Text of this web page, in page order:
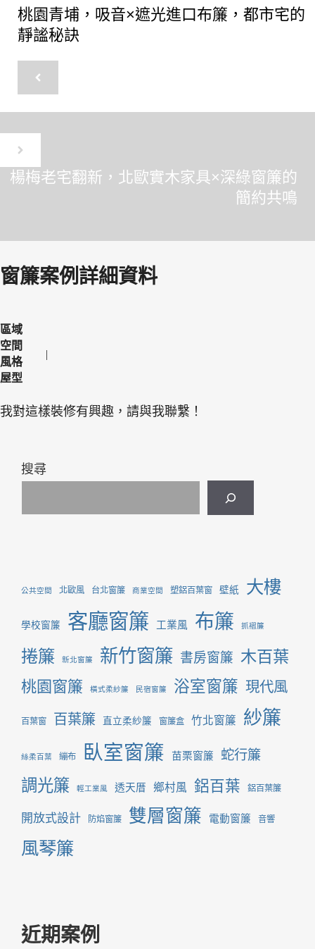
桃園青埔，吸音×遮光進口布簾，都市宅的
靜謐秘訣
楊梅老宅翻新，北歐實木家具×深綠窗簾的
簡約共鳴
窗簾案例詳細資料
區域
空間
風格
屋型
我對這樣裝修有興趣，請與我聯繫！
搜尋
公共空間 北歐風 台北窗簾 商業空間 塑鋁百葉窗 壁紙 大樓
學校窗簾 客廳窗簾 工業風 布簾 抓褶簾
捲簾 新北窗簾 新竹窗簾 書房窗簾 木百葉
桃園窗簾 橫式柔紗簾 民宿窗簾 浴室窗簾 現代風
百葉窗 百葉簾 直立柔紗簾 窗簾盒 竹北窗簾 紗簾
絲柔百葉 繃布 臥室窗簾 苗栗窗簾 蛇行簾
調光簾 輕工業風 透天厝 鄉村風 鋁百葉 鋁百葉簾
開放式設計 防焰窗簾 雙層窗簾 電動窗簾 音響
風琴簾
近期案例